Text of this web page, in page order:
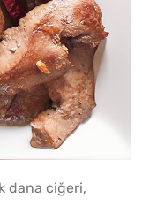
dana ciğeri,